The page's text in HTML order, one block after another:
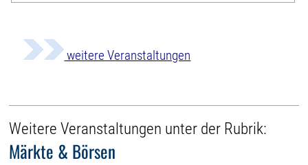
weitere Veranstaltungen
Weitere Veranstaltungen unter der Rubrik:
Märkte & Börsen